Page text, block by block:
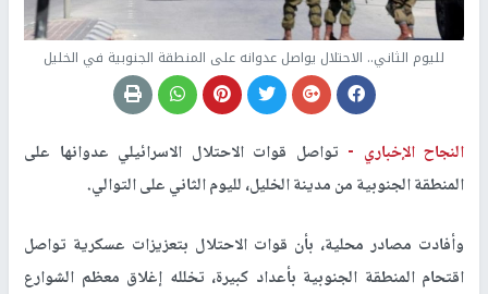
لليوم الثاني.. الاحتلال يواصل عدوانه على المنطقة الجنوبية في الخليل
النجاح الإخباري - تواصل قوات الاحتلال الاسرائيلي عدوانها على
المنطقة الجنوبية من مدينة الخليل، لليوم الثاني على التوالي.
وأفادت مصادر محلية، بأن قوات الاحتلال بتعزيزات عسكرية تواصل
اقتحام المنطقة الجنوبية بأعداد كبيرة، تخلله إغلاق معظم الشوارع